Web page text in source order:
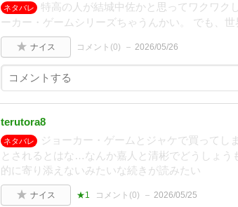
ネタバレ
特高の人が結城中佐かと思ってワクワク
ーカー・ゲームシリーズちゃうんかい。 でも、世
ナイス コメント(0) 2026/05/26
terutora8
ネタバレ
ジョーカー・ゲームとジャケで買って
とされるとはな…なんか嘉人と清彬でどうしょう
的に寄り添えないみたいな続きが読みたい
ナイス ★1 コメント(0) 2026/05/25